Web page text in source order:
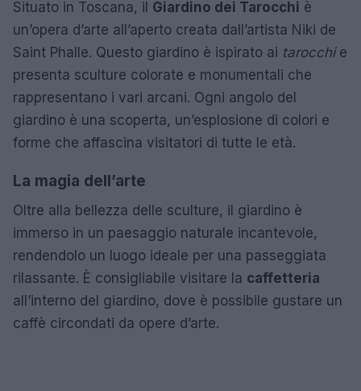
Situato in Toscana, il Giardino dei Tarocchi è
un’opera d’arte all’aperto creata dall’artista Niki de
Saint Phalle. Questo giardino è ispirato ai tarocchie
presenta sculture colorate e monumentali che
rappresentano i vari arcani. Ogni angolo del
giardino è una scoperta, un’esplosione di colori e
forme che affascina visitatori di tutte le età.
La magia dell’arte
Oltre alla bellezza delle sculture, il giardino è
immerso in un paesaggio naturale incantevole,
rendendolo un luogo ideale per una passeggiata
rilassante. È consigliabile visitare la caffetteria
all’interno del giardino, dove è possibile gustare un
caffè circondati da opere d’arte.